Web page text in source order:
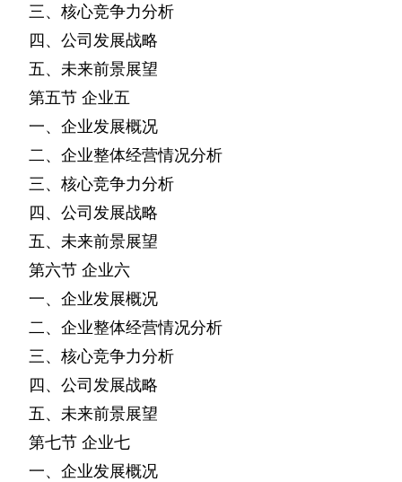
三、核心竞争力分析
四、公司发展战略
五、未来前景展望
第五节 企业五
一、企业发展概况
二、企业整体经营情况分析
三、核心竞争力分析
四、公司发展战略
五、未来前景展望
第六节 企业六
一、企业发展概况
二、企业整体经营情况分析
三、核心竞争力分析
四、公司发展战略
五、未来前景展望
第七节 企业七
一、企业发展概况